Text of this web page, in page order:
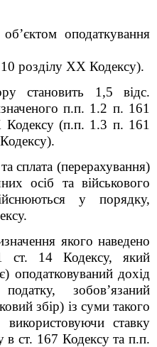
оподаткування
10 розділу ХХ Кодексу).
становить 1,5 відс.
п.п. 1.2 п. 161
Кодексу (п.п. 1.3 п. 161
сплата (перерахування)
осіб та військового
у порядку,
якого наведено
14 Кодексу, який
оподатковуваний дохід
зобов’язаний
збір) із суми такого
ставку
в ст. 167 Кодексу та п.п.